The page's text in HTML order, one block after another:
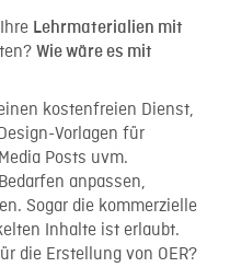
Lehrmaterialien mit
Wie wäre es mit
kostenfreien Dienst,
Vorlagen für
Posts uvm.
anpassen,
Sogar die kommerzielle
Inhalte ist erlaubt.
die Erstellung von OER?